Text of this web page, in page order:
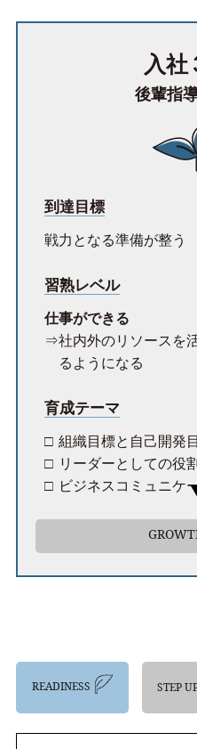
入社
後輩指
到達目標
戦力となる準備が整う
習熟レベル
仕事ができる
社内外のリソースを
るようになる
育成テーマ
組織目標と自己開発
リーダーとしての役
ビジネスコミュニケ
READINESS STEP